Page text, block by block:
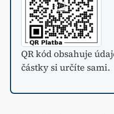
QR kód obsahuje
částky si určíte sami.